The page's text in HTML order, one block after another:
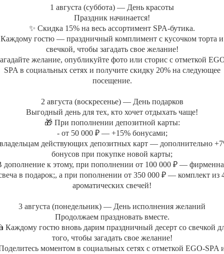
Оставляет волосы
Талассообертывание
обертывание с высокой
способствует глубокой
спазмов. Улучшает качество
Талассо уход за лицом
силы и придаст вашей коже
Демакияж кожи лица
Моделирующая маска
полисахаридами, содержит
синтеза коллагена и,
Испанский массаж лица для
Тонизация кожи лица
Увлажнение флюидом
Коктейль из
Горячий компресс для
Талассомассаж всего
Талассомассаж – это
свойствами морской воды,
и эффективно добиться
выводит токсины и
нескольких этапов:
нанесение на кожу
расслабляющий массаж
1 августа (суббота) — День красоты
Праздник начинается!
✨ Скидка 15% на весь ассортимент SPA-бутика.
Каждому гостю — праздничный комплимент с кусочком торта и
свечкой, чтобы загадать свое желание!
желание, опубликуйте фото или сторис с отметкой
SPA в социальных сетях и получите скидку 20% на следующее
посещение.
2 августа (воскресенье) — День подарков
Выгодный день для тех, кто хочет отдыхать чаще!
🎁 При пополнении депозитной карты:
- от 50 000 ₽ — +15% бонусами;
действующих депозитных карт — дополнительно
бонусов при покупке новой карты;
дополнение к этому, при пополнении от 100 000 ₽ —
в подарок;, а при пополнении от 350 000 ₽ — комплект из
ароматических свечей!
3 августа (понедельник) — День исполнения желаний
Продолжаем праздновать вместе.
Каждому гостю вновь дарим праздничный десерт со свечкой
того, чтобы загадать свое желание!
моментом в социальных сетях с отметкой EGO-SPA